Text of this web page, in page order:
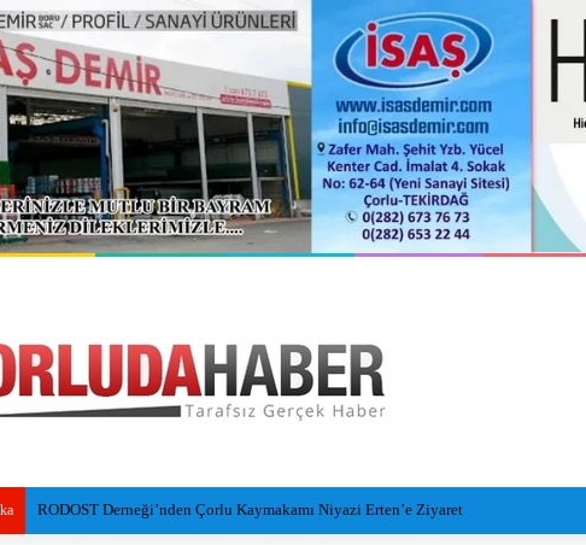
Eski Reyap Hastanesi, Daviva Çorlu Hastanesi Olarak Hizmete Hazırlanıyor